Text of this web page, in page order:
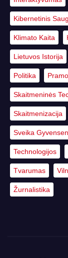
Kibernetinis
Klimato Kaita
Lietuvos Istorija
Politika
Skaitmeninės
Skaitmenizacija
Sveika
Technologijos
Tvarumas
Žurnalistika